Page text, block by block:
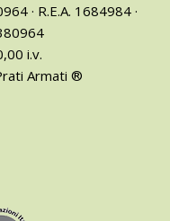
· R.E.A. 1684984 ·
i.v.
Armati ®